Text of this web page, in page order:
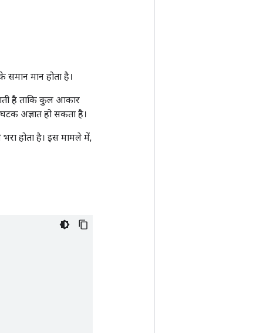
मान होता है।
है ताकि कुल आकार
अज्ञात हो सकता है।
होता है। इस मामले में,